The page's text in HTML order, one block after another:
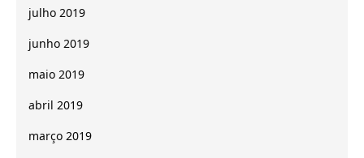
julho 2019
junho 2019
maio 2019
abril 2019
março 2019